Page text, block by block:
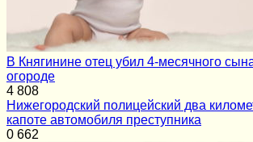
В Княгинине отец убил 4-месячного
огороде
4 808
Нижегородский полицейский два
капоте автомобиля преступника
0 662